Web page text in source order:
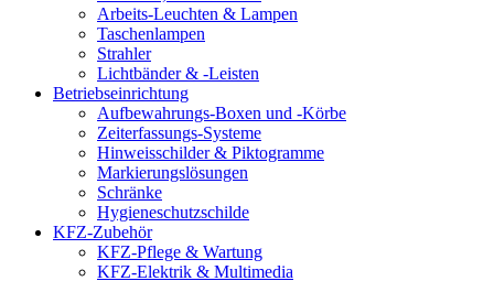
Arbeits-Leuchten & Lampen
Taschenlampen
Strahler
Lichtbänder & -Leisten
Betriebseinrichtung
Aufbewahrungs-Boxen und -Körbe
Zeiterfassungs-Systeme
Hinweisschilder & Piktogramme
Markierungslösungen
Schränke
Hygieneschutzschilde
KFZ-Zubehör
KFZ-Pflege & Wartung
KFZ-Elektrik & Multimedia